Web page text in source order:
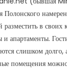
Полонского
разместить в своих
и апартаменты.
слишком
помещения можно